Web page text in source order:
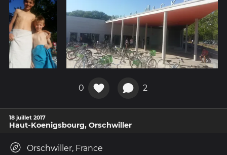
0 2
18 juillet 2017
Haut-Koenigsbourg, Orschwiller
Orschwiller, France